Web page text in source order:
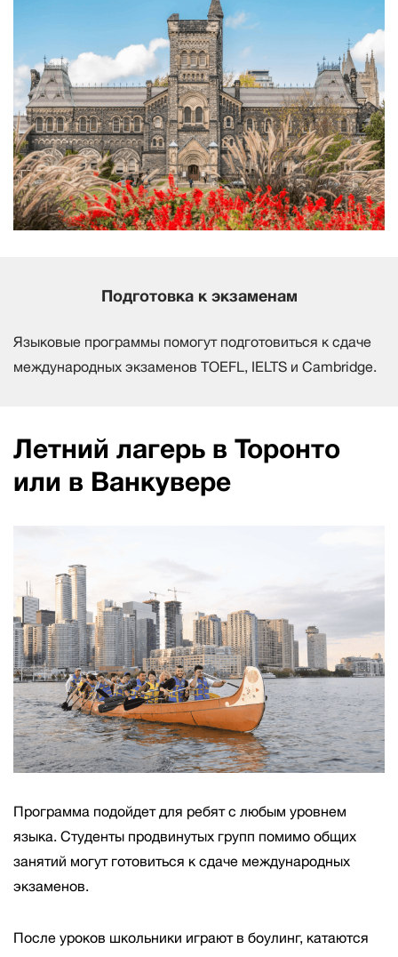
Подготовка к экзаменам
Языковые программы помогут подготовиться к сдаче
международных экзаменов TOEFL, IELTS и Cambridge.
Летний лагерь в Торонто
или в Ванкувере
Программа подойдет для ребят с любым уровнем
языка. Студенты продвинутых групп помимо общих
занятий могут готовиться к сдаче международных
экзаменов.
После уроков школьники играют в боулинг, катаются